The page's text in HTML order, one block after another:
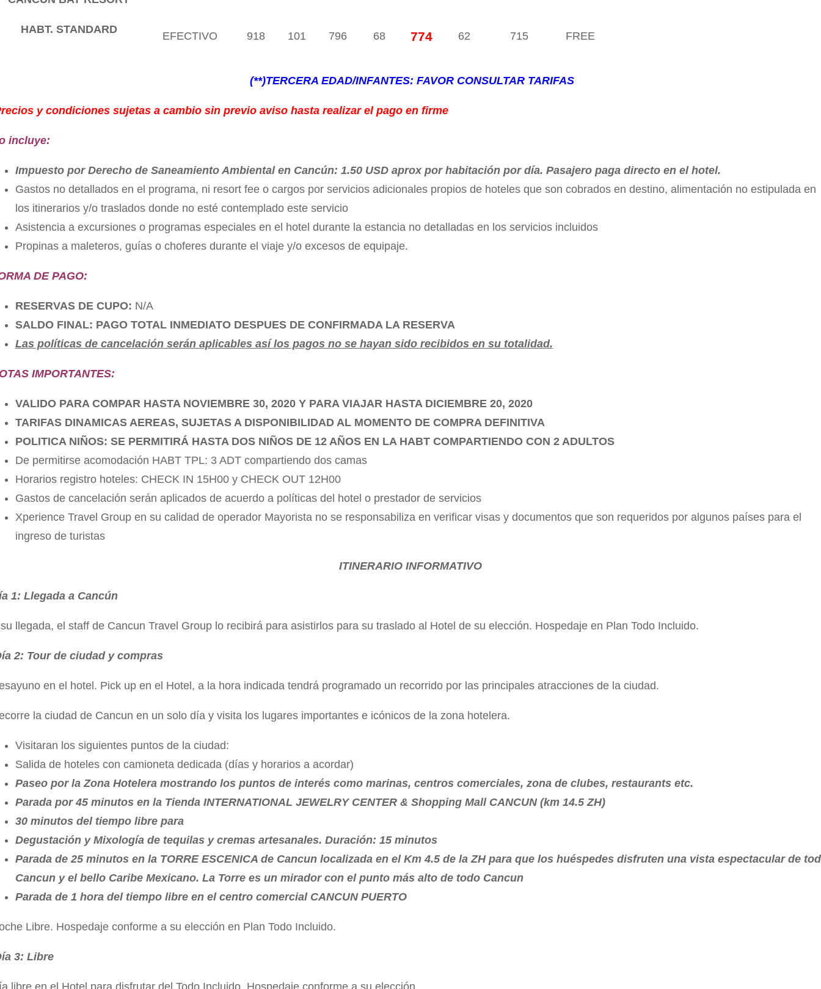
HABT. STANDARD
EFECTIVO 918 101 796 68 774 62 715 FREE
(**)TERCERA EDAD/INFANTES: FAVOR CONSULTAR TARIFAS
y condiciones sujetas a cambio sin previo aviso hasta realizar el pago en firme
incluye:
Impuesto por Derecho de Saneamiento Ambiental en Cancún: 1.50 USD aprox por habitación por día. Pasajero paga directo en el hotel.
Gastos no detallados en el programa, ni resort fee o cargos por servicios adicionales propios de hoteles que son cobrados en destino, alimentación no estipulada en
los itinerarios y/o traslados donde no esté contemplado este servicio
Asistencia a excursiones o programas especiales en el hotel durante la estancia no detalladas en los servicios incluidos
Propinas a maleteros, guías o choferes durante el viaje y/o excesos de equipaje.
DE PAGO:
RESERVAS DE CUPO: N/A
SALDO FINAL: PAGO TOTAL INMEDIATO DESPUES DE CONFIRMADA LA RESERVA
Las políticas de cancelación serán aplicables así los pagos no se hayan sido recibidos en su totalidad.
IMPORTANTES:
VALIDO PARA COMPAR HASTA NOVIEMBRE 30, 2020 Y PARA VIAJAR HASTA DICIEMBRE 20, 2020
TARIFAS DINAMICAS AEREAS, SUJETAS A DISPONIBILIDAD AL MOMENTO DE COMPRA DEFINITIVA
POLITICA NIÑOS: SE PERMITIRÁ HASTA DOS NIÑOS DE 12 AÑOS EN LA HABT COMPARTIENDO CON 2 ADULTOS
De permitirse acomodación HABT TPL: 3 ADT compartiendo dos camas
Horarios registro hoteles: CHECK IN 15H00 y CHECK OUT 12H00
Gastos de cancelación serán aplicados de acuerdo a políticas del hotel o prestador de servicios
Xperience Travel Group en su calidad de operador Mayorista no se responsabiliza en verificar visas y documentos que son requeridos por algunos países para el
ingreso de turistas
ITINERARIO INFORMATIVO
1: Llegada a Cancún
llegada, el staff de Cancun Travel Group lo recibirá para asistirlos para su traslado al Hotel de su elección. Hospedaje en Plan Todo Incluido.
2: Tour de ciudad y compras
en el hotel. Pick up en el Hotel, a la hora indicada tendrá programado un recorrido por las principales atracciones de la ciudad.
la ciudad de Cancun en un solo día y visita los lugares importantes e icónicos de la zona hotelera.
Visitaran los siguientes puntos de la ciudad:
Salida de hoteles con camioneta dedicada (días y horarios a acordar)
Paseo por la Zona Hotelera mostrando los puntos de interés como marinas, centros comerciales, zona de clubes, restaurants etc.
Parada por 45 minutos en la Tienda INTERNATIONAL JEWELRY CENTER & Shopping Mall CANCUN (km 14.5 ZH)
30 minutos del tiempo libre para
Degustación y Mixología de tequilas y cremas artesanales. Duración: 15 minutos
Parada de 25 minutos en la TORRE ESCENICA de Cancun localizada en el Km 4.5 de la ZH para que los huéspedes disfruten una vista espectacular de
Cancun y el bello Caribe Mexicano. La Torre es un mirador con el punto más alto de todo Cancun
Parada de 1 hora del tiempo libre en el centro comercial CANCUN PUERTO
Libre. Hospedaje conforme a su elección en Plan Todo Incluido.
3: Libre
libre en el Hotel para disfrutar del Todo Incluido. Hospedaje conforme a su elección.